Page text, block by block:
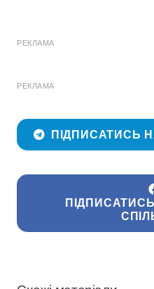
РЕКЛАМА
РЕКЛАМА
ПІДПИСАТИСЬ
ПІДПИСАТИСЬ